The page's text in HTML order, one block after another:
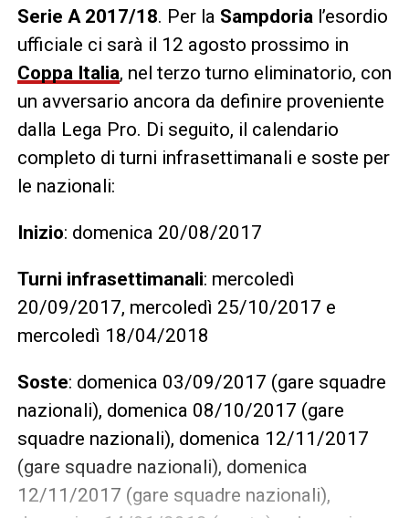
Serie A 2017/18. Per la Sampdoria l’esordio
ufficiale ci sarà il 12 agosto prossimo in
Coppa Italia, nel terzo turno eliminatorio, con
un avversario ancora da definire proveniente
dalla Lega Pro. Di seguito, il calendario
completo di turni infrasettimanali e soste per
le nazionali:
Inizio: domenica 20/08/2017
Turni infrasettimanali: mercoledì
20/09/2017, mercoledì 25/10/2017 e
mercoledì 18/04/2018
Soste: domenica 03/09/2017 (gare squadre
nazionali), domenica 08/10/2017 (gare
squadre nazionali), domenica 12/11/2017
(gare squadre nazionali), domenica
12/11/2017 (gare squadre nazionali),